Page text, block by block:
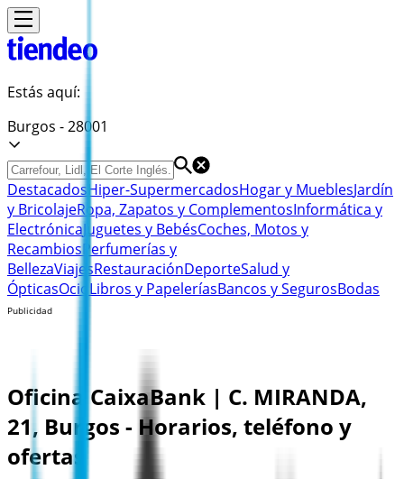
Estás aquí:
Burgos - 28001
DestacadosHiper-SupermercadosHogar y MueblesJardín
y BricolajeRopa, Zapatos y ComplementosInformática y
ElectrónicaJuguetes y BebésCoches, Motos y
RecambiosPerfumerías y
BellezaViajesRestauraciónDeporteSalud y
ÓpticasOcio Libros y PapeleríasBancos y SegurosBodas
Publicidad
Oficina CaixaBank | C. MIRANDA,
21, Burgos - Horarios, teléfono y
ofertas